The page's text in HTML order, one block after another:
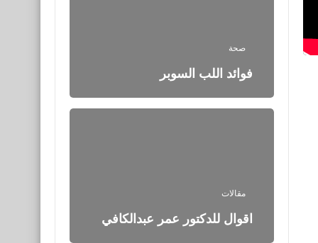
صحة
فوائد اللب السوبر
مقالات
اقوال للدكتور عمر عبدالكافي